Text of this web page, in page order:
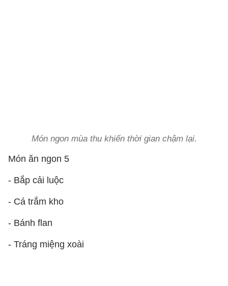
Món ngon mùa thu khiến thời gian chậm lại.
Món ăn ngon 5
- Bắp cải luộc
- Cá trắm kho
- Bánh flan
- Tráng miệng xoài